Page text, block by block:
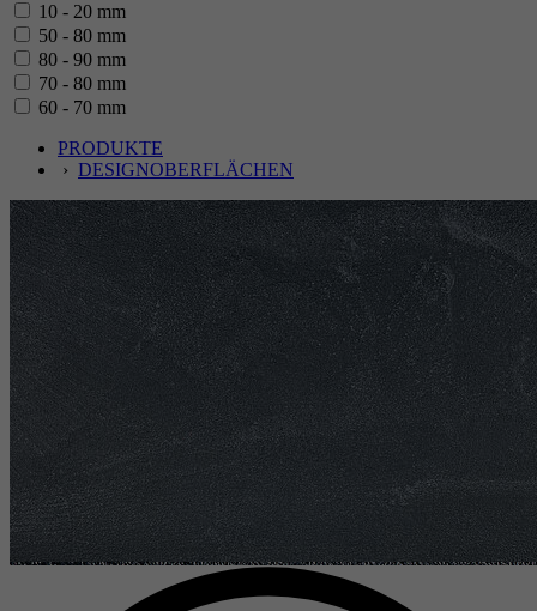
10 - 20 mm
50 - 80 mm
80 - 90 mm
70 - 80 mm
60 - 70 mm
PRODUKTE
› DESIGNOBERFLÄCHEN